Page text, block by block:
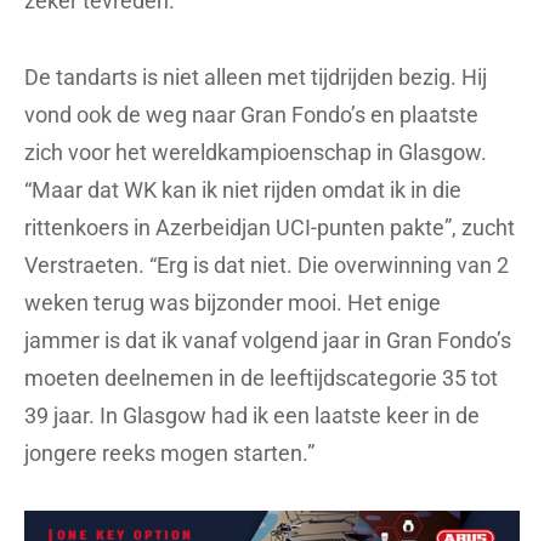
De tandarts is niet alleen met tijdrijden bezig. Hij
vond ook de weg naar Gran Fondo’s en plaatste
zich voor het wereldkampioenschap in Glasgow.
“Maar dat WK kan ik niet rijden omdat ik in die
rittenkoers in Azerbeidjan UCI-punten pakte”, zucht
Verstraeten. “Erg is dat niet. Die overwinning van 2
weken terug was bijzonder mooi. Het enige
jammer is dat ik vanaf volgend jaar in Gran Fondo’s
moeten deelnemen in de leeftijdscategorie 35 tot
39 jaar. In Glasgow had ik een laatste keer in de
jongere reeks mogen starten.”